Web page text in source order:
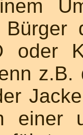
Bürger
oder
z.B.
einer